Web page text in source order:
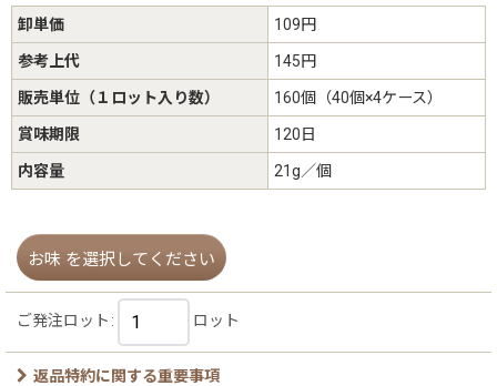
卸単価 109円
参考上代 145円
販売単位（１ロット入り数） 160個（40個×4ケース）
賞味期限 120日
内容量 21g／個
お味 を選択してください
ご発注ロット : ロット
返品特約に関する重要事項